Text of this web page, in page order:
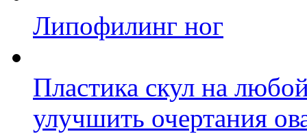
Липофилинг ног
Пластика скул на
улучшить очертания